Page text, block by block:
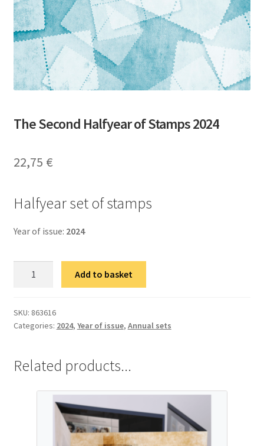
The Second Halfyear of Stamps 2024
22,75 €
Halfyear set of stamps
Year of issue: 2024
2024.
quantity
Add to basket
SKU: 863616
Categories: 2024, Year of issue, Аnnual sets
Related products...